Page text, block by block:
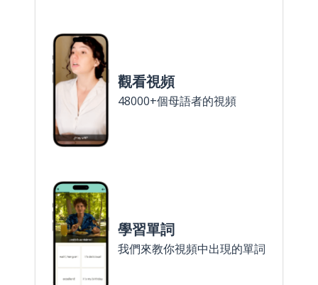
觀看視頻
48000+個母語者的視頻
學習單詞
我們來教你視頻中出現的單詞